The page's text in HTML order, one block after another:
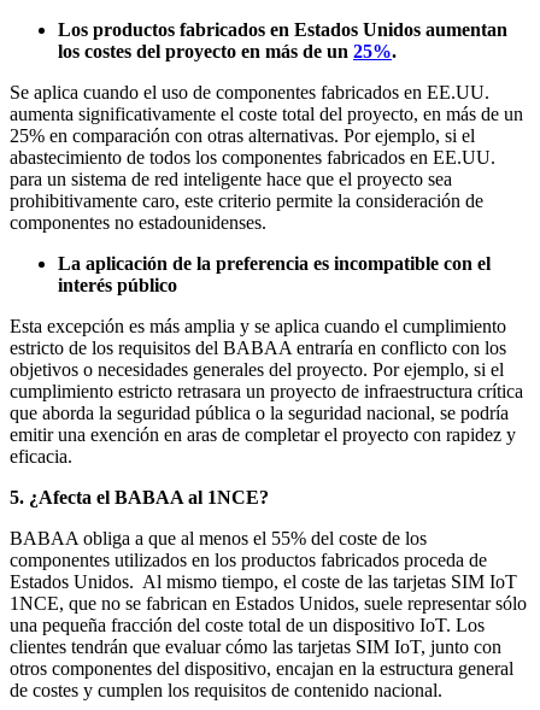
Los productos fabricados en Estados Unidos aumentan
los costes del proyecto en más de un 25%.
Se aplica cuando el uso de componentes fabricados en EE.UU.
aumenta significativamente el coste total del proyecto, en más de un
25% en comparación con otras alternativas. Por ejemplo, si el
abastecimiento de todos los componentes fabricados en EE.UU.
para un sistema de red inteligente hace que el proyecto sea
prohibitivamente caro, este criterio permite la consideración de
componentes no estadounidenses.
La aplicación de la preferencia es incompatible con el
interés público
Esta excepción es más amplia y se aplica cuando el cumplimiento
estricto de los requisitos del BABAA entraría en conflicto con los
objetivos o necesidades generales del proyecto. Por ejemplo, si el
cumplimiento estricto retrasara un proyecto de infraestructura crítica
que aborda la seguridad pública o la seguridad nacional, se podría
emitir una exención en aras de completar el proyecto con rapidez y
eficacia.
5. ¿Afecta el BABAA al 1NCE?
BABAA obliga a que al menos el 55% del coste de los
componentes utilizados en los productos fabricados proceda de
Estados Unidos. Al mismo tiempo, el coste de las tarjetas SIM IoT
1NCE, que no se fabrican en Estados Unidos, suele representar sólo
una pequeña fracción del coste total de un dispositivo IoT. Los
clientes tendrán que evaluar cómo las tarjetas SIM IoT, junto con
otros componentes del dispositivo, encajan en la estructura general
de costes y cumplen los requisitos de contenido nacional.